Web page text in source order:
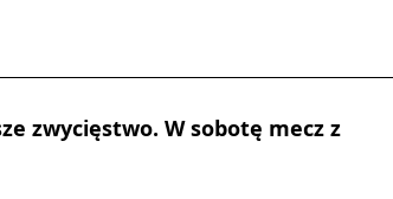
zwycięstwo. W sobotę mecz z